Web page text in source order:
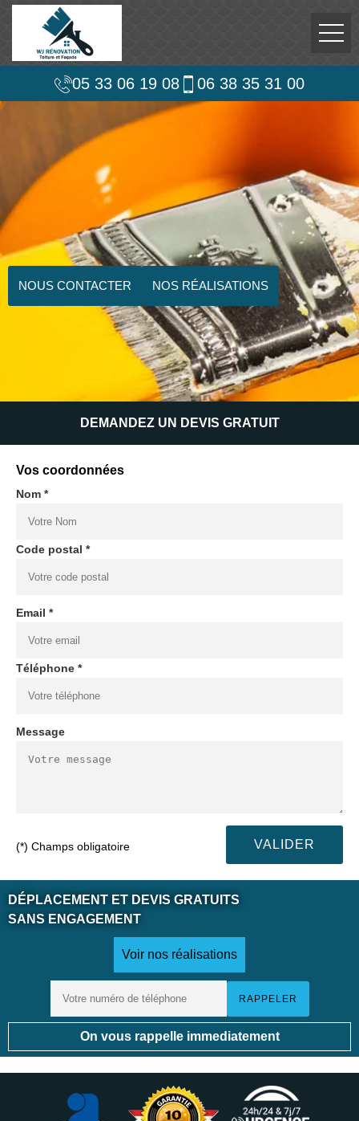
05 33 06 19 08 06 38 35 31 00
NOUS CONTACTER NOS RÉALISATIONS
DEMANDEZ UN DEVIS GRATUIT
Vos coordonnées
Nom *
Code postal *
Email *
Téléphone *
Message
(*) Champs obligatoire
DÉPLACEMENT ET DEVIS GRATUITS
SANS ENGAGEMENT
Voir nos réalisations
On vous rappelle immediatement